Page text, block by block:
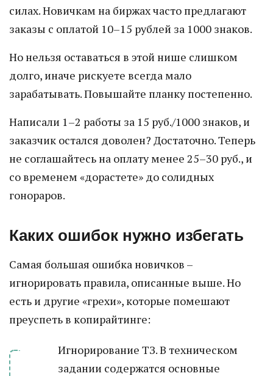
силах. Новичкам на биржах часто предлагают
заказы с оплатой 10–15 рублей за 1000 знаков.
Но нельзя оставаться в этой нише слишком
долго, иначе рискуете всегда мало
зарабатывать. Повышайте планку постепенно.
Написали 1–2 работы за 15 руб./1000 знаков, и
заказчик остался доволен? Достаточно. Теперь
не соглашайтесь на оплату менее 25–30 руб., и
со временем «дорастете» до солидных
гонораров.
Каких ошибок нужно избегать
Самая большая ошибка новичков –
игнорировать правила, описанные выше. Но
есть и другие «грехи», которые помешают
преуспеть в копирайтинге:
Игнорирование ТЗ. В техническом
задании содержатся основные